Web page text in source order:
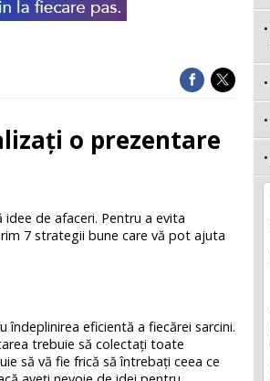
o prezentare
idee de afaceri. Pentru a evita
7 strategii bune care vă pot ajuta
îndeplinirea eficientă a fiecărei sarcini.
trebuie să colectaţi toate
să vă fie frică să întrebaţi ceea ce